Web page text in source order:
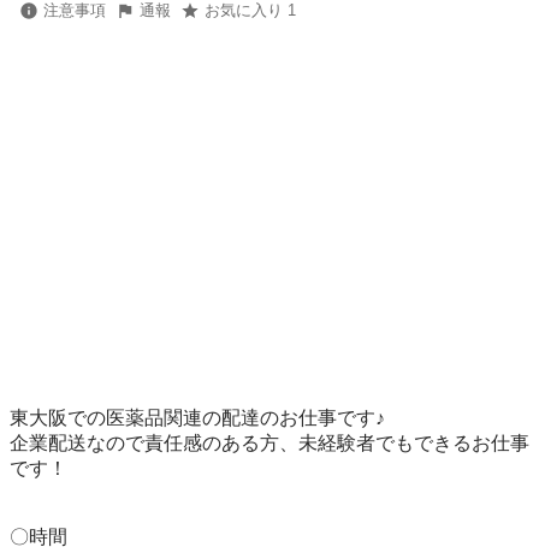
注意事項 通報 お気に入り 1
東大阪での医薬品関連の配達のお仕事です♪
企業配送なので責任感のある方、未経験者でもできるお仕事
です！
〇時間